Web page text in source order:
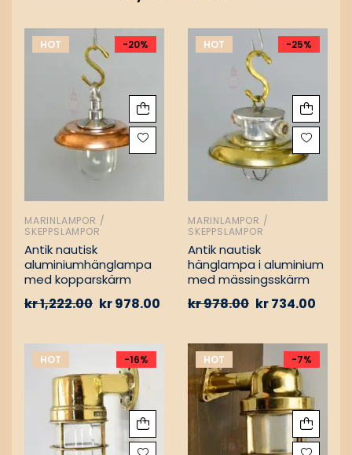
HOT -20%
MARINLAMPOR /
SKEPPSLAMPOR
Antik nautisk
aluminiumhänglampa
med kopparskärm
kr1,222.00 kr978.00
HOT -25%
MARINLAMPOR /
SKEPPSLAMPOR
Antik nautisk
hänglampa i aluminium
med mässingsskärm
kr978.00 kr734.00
HOT -16% HOT -7%